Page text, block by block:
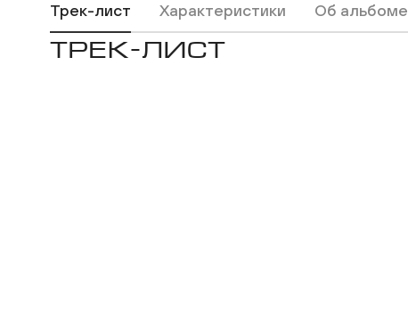
Трек-лист Характеристики Об альбоме
ТРЕК-ЛИСТ